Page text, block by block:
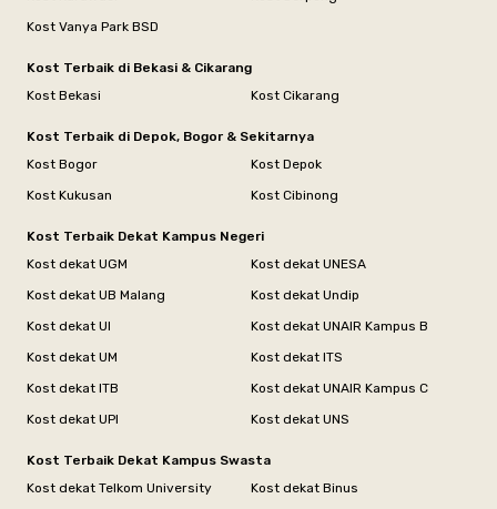
Kost Vanya Park BSD
Kost Terbaik di Bekasi & Cikarang
Kost Bekasi
Kost Cikarang
Kost Terbaik di Depok, Bogor & Sekitarnya
Kost Bogor
Kost Depok
Kost Kukusan
Kost Cibinong
Kost Terbaik Dekat Kampus Negeri
Kost dekat UGM
Kost dekat UNESA
Kost dekat UB Malang
Kost dekat Undip
Kost dekat UI
Kost dekat UNAIR Kampus B
Kost dekat UM
Kost dekat ITS
Kost dekat ITB
Kost dekat UNAIR Kampus C
Kost dekat UPI
Kost dekat UNS
Kost Terbaik Dekat Kampus Swasta
Kost dekat Telkom University
Kost dekat Binus